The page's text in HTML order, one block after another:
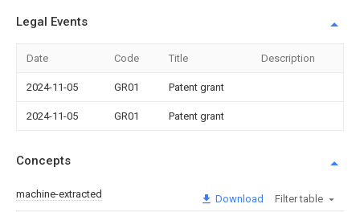
Legal Events
Date Code Title Description
2024-11-05 GR01 Patent grant
2024-11-05 GR01 Patent grant
Concepts
machine-extracted Download Filter table